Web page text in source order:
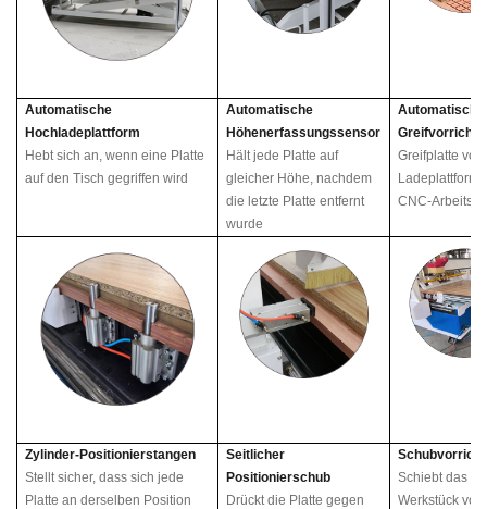
Automatische
Hochladeplattform
Hebt sich an, wenn eine Platte
auf den Tisch gegriffen wird
Automatische
Höhenerfassungssensor
Hält jede Platte auf
gleicher Höhe, nachdem
die letzte Platte entfernt
wurde
Automatische
Greifplatte von
Ladeplattform
CNC-
Zylinder-Positionierstangen
Stellt sicher, dass sich jede
Platte an derselben Position
Seitlicher
Positionierschub
Drückt die Platte gegen
Schiebt das
Werkstück